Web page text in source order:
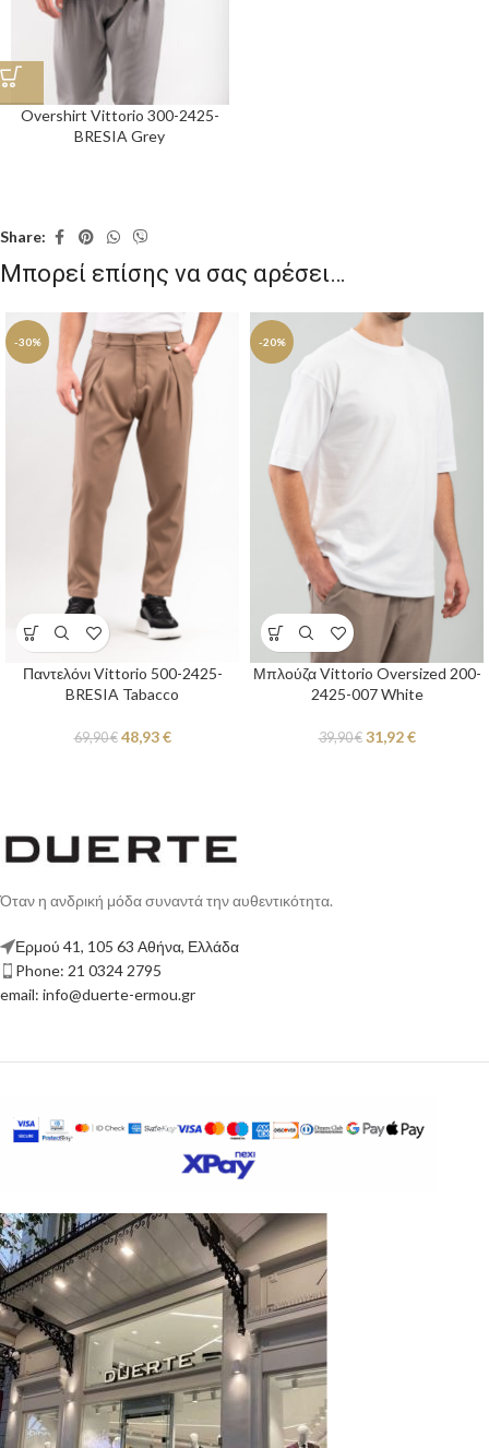
Overshirt Vittorio 300-2425-
BRESIA Grey
Share:
Μπορεί επίσης να σας αρέσει…
-30%
Παντελόνι Vittorio 500-2425-
BRESIA Tabacco
69,90€ 48,93€
-20%
Μπλούζα Vittorio Oversized 200-
2425-007 White
39,90€ 31,92€
Όταν η ανδρική μόδα συναντά την αυθεντικότητα.
Ερμού 41, 105 63 Αθήνα, Ελλάδα
Phone: 21 0324 2795
email: info@duerte-ermou.gr